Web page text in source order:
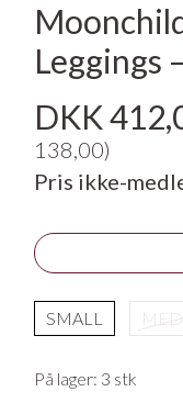
Leggings
DKK
138,00)
Pris ikke-
SMALL
På lager: 3 stk